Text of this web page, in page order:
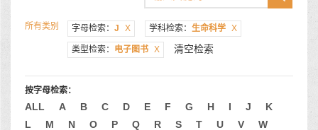
所有类别 字母检索： J X 学科检索： 生命科学 X
类型检索： 电子图书 X 清空检索
按字母检索：
ALL A B C D E F G H I J
K
L
M N O P Q R S T U V
W